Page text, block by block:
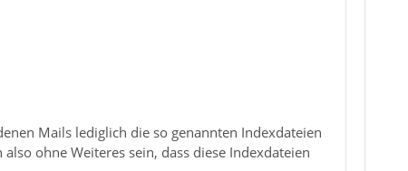
Mails lediglich die so genannten Indexdateien
ohne Weiteres sein, dass diese Indexdateien